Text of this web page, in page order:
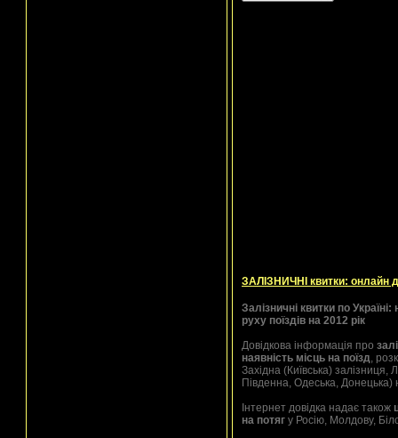
ЗАЛІЗНИЧНІ квитки: онлайн
Залізничні квитки по
руху поїздів на 2012 рік
Довідкова інформація про
наявність місць на поїзд,
Західна (Київська) залізниця,
Південна, Одеська, Донецька)
Інтернет довідка надає також
на потяг у Росію, Молдову,